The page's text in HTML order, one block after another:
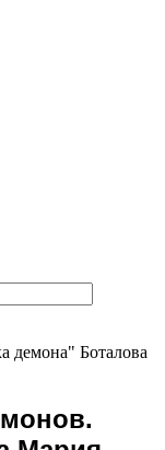
демона" Боталова